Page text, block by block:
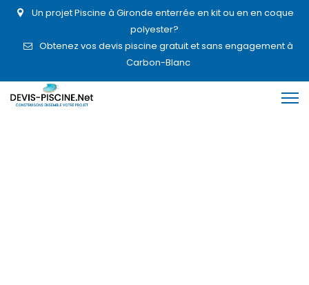
Un projet Piscine à Gironde enterrée en kit ou en en coque
polyester?
Obtenez vos devis piscine gratuit et sans engagement à
Carbon-Blanc